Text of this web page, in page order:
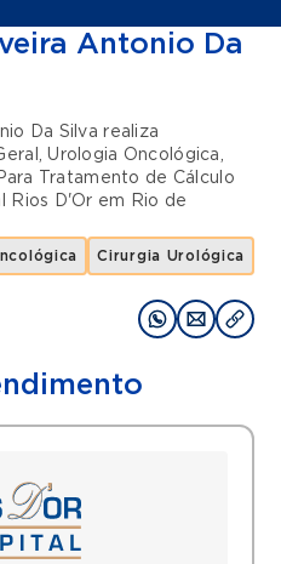
Antonio Da
Da Silva realiza
,Urologia Oncológica,
Tratamento de Cálculo
Rios D'Or em
Rio de
Cirurgia Urológica